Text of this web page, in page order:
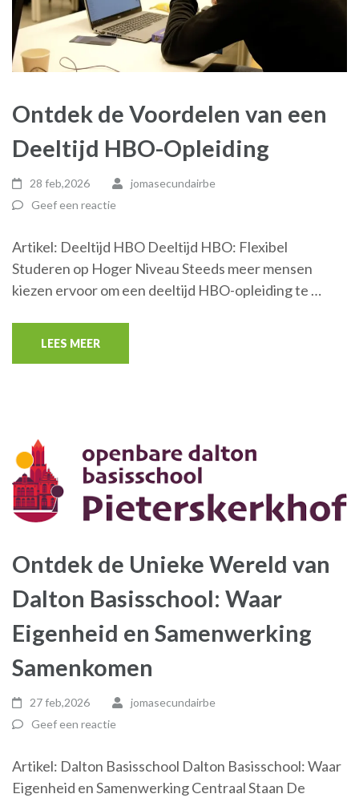
Ontdek de Voordelen van een
Deeltijd HBO-Opleiding
28 feb,2026
jomasecundairbe
Geef een reactie
Artikel: Deeltijd HBO Deeltijd HBO: Flexibel
Studeren op Hoger Niveau Steeds meer mensen
kiezen ervoor om een deeltijd HBO-opleiding te …
LEES MEER
Ontdek de Unieke Wereld van
Dalton Basisschool: Waar
Eigenheid en Samenwerking
Samenkomen
27 feb,2026
jomasecundairbe
Geef een reactie
Artikel: Dalton Basisschool Dalton Basisschool: Waar
Eigenheid en Samenwerking Centraal Staan De